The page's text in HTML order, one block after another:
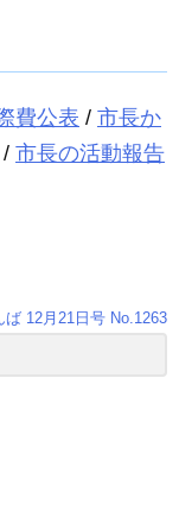
費公表 / 市長か
/ 市長の活動報告
ば 12月21日号 No.1263